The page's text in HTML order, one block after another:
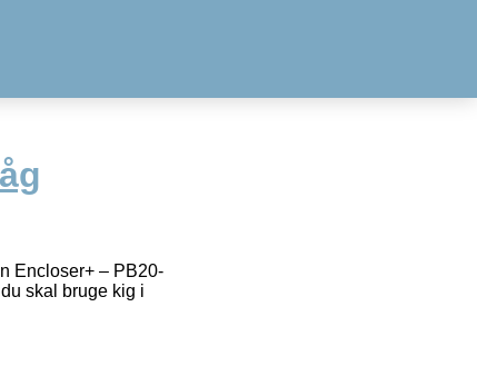
Encloser+ – PB20-
skal bruge kig i